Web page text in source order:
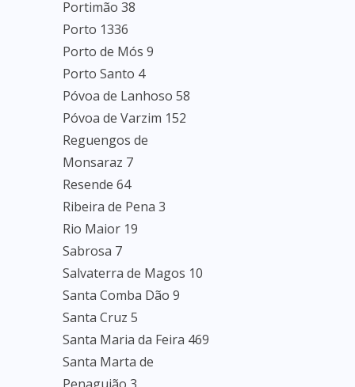
Portimão 38
Porto 1336
Porto de Mós 9
Porto Santo 4
Póvoa de Lanhoso 58
Póvoa de Varzim 152
Reguengos de
Monsaraz 7
Resende 64
Ribeira de Pena 3
Rio Maior 19
Sabrosa 7
Salvaterra de Magos 10
Santa Comba Dão 9
Santa Cruz 5
Santa Maria da Feira 469
Santa Marta de